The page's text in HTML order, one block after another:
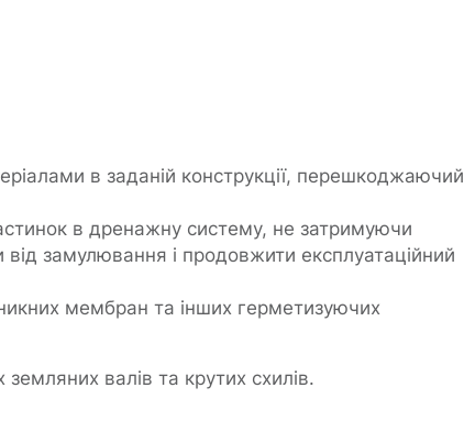
в заданій конструкції, перешкоджаючий
в дренажну систему, не затримуючи
замулювання і продовжити експлуатаційний
мембран та інших герметизуючих
валів та крутих схилів.